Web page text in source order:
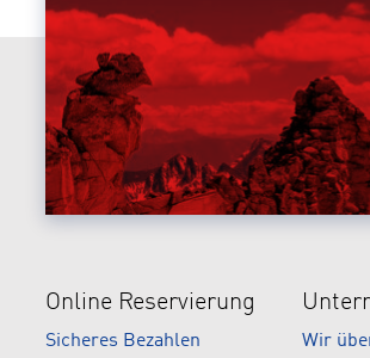
Online Reservierung
Sicheres Bezahlen Wir